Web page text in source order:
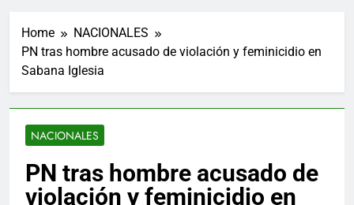
Home
NACIONALES
PN tras hombre acusado de violación y feminicidio en
Sabana Iglesia
NACIONALES
PN tras hombre acusado de
violación y feminicidio en